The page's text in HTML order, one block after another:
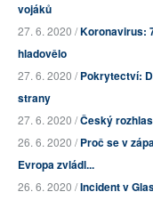
vojáků
27. 6. 2020 /Koronavirus:
hladovělo
27. 6. 2020 /Pokrytectví:
strany
27. 6. 2020 /Český
26. 6. 2020 /Proč se v
Evropa zvládl...
26. 6. 2020 /Incident v